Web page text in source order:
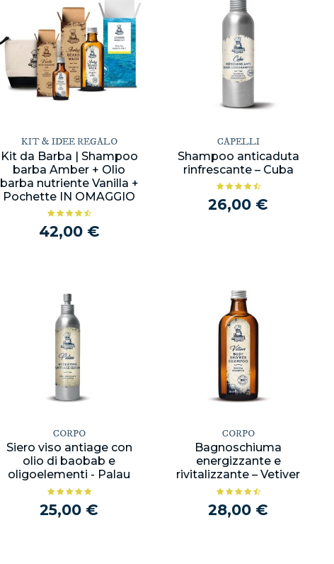
KIT & IDEE REGALO
Kit da Barba | Shampoo
barba Amber + Olio
barba nutriente Vanilla +
Pochette IN OMAGGIO
42,00 €
CAPELLI
Shampoo anticaduta
rinfrescante – Cuba
26,00 €
CORPO
Siero viso antiage con
olio di baobab e
oligoelementi - Palau
25,00 €
CORPO
Bagnoschiuma
energizzante e
rivitalizzante – Vetiver
28,00 €